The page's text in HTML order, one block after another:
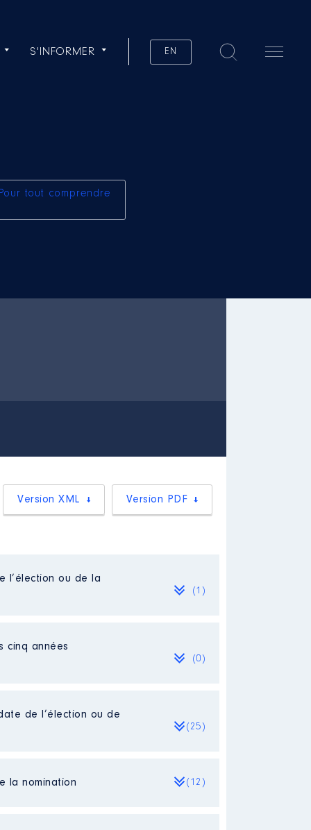
S'INFORMER EN
tout comprendre
Version PDF
Version XML
l’élection ou de la
(1)
cinq années
(0)
de l’élection ou de
(25)
la nomination (12)